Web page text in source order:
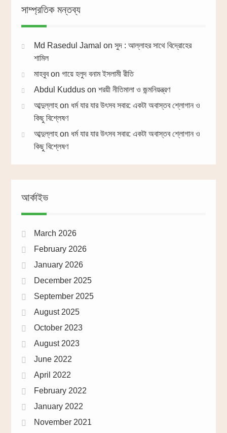
সাম্প্রতিক মন্তব্য
Md Rasedul Jamal on সুদ : আল্লাহর সাথে বিদ্রোহের
শামিল
মাহবুবon গায়ে হলুদ বনাম ইসলামী রীতি
Abdul Kudduson শরয়ী নীতিমালা ও জন্মনিয়ন্ত্রণ
আব্দুল্লাহon ধর্ম যার যার উৎসব সবার: একটা অবাস্তব শ্লোগান ও
কিছু বিশ্লেষণ
আব্দুল্লাহon ধর্ম যার যার উৎসব সবার: একটা অবাস্তব শ্লোগান ও
কিছু বিশ্লেষণ
আর্কাইভ
March 2026
February 2026
January 2026
December 2025
September 2025
August 2025
October 2023
August 2023
June 2022
April 2022
February 2022
January 2022
November 2021